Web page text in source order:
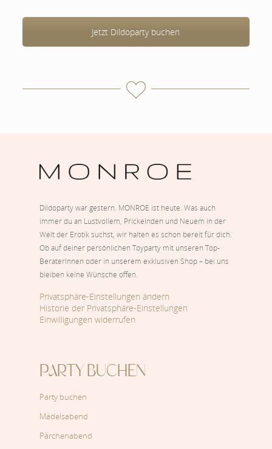
Jetzt Dildoparty buchen
Dildoparty war gestern. MONROE ist heute. Was auch
immer du an Lustvollem, Prickelnden und Neuem in der
Welt der Erotik suchst, wir halten es schon bereit für dich.
Ob auf deiner persönlichen Toyparty mit unseren Top-
BeraterInnen oder in unserem exklusiven Shop – bei uns
bleiben keine Wünsche offen.
Privatsphäre-Einstellungen ändern
Historie der Privatsphäre-Einstellungen
Einwilligungen widerrufen
PARTY BUCHEN
Party buchen
Mädelsabend
Pärchenabend